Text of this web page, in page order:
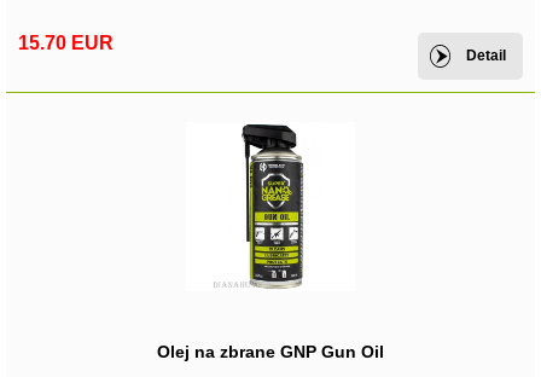
15.70 EUR
Detail
Olej na zbrane GNP Gun Oil